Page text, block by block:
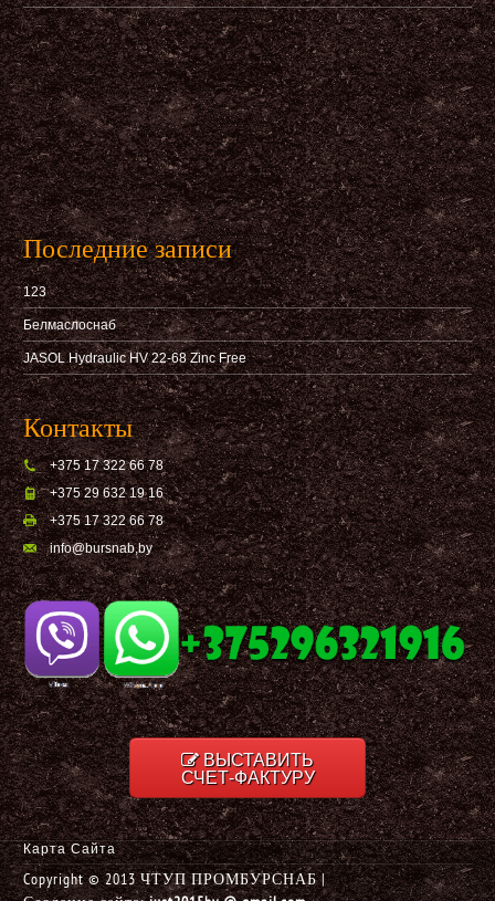
Последние записи
123
Белмаслоснаб
JASOL Hydraulic HV 22-68 Zinc Free
Контакты
+375 17 322 66 78
+375 29 632 19 16
+375 17 322 66 78
info@bursnab,by
ВЫСТАВИТЬ
СЧЕТ-ФАКТУРУ
Карта Сайта
Copyright © 2013 ЧТУП ПРОМБУРСНАБ |